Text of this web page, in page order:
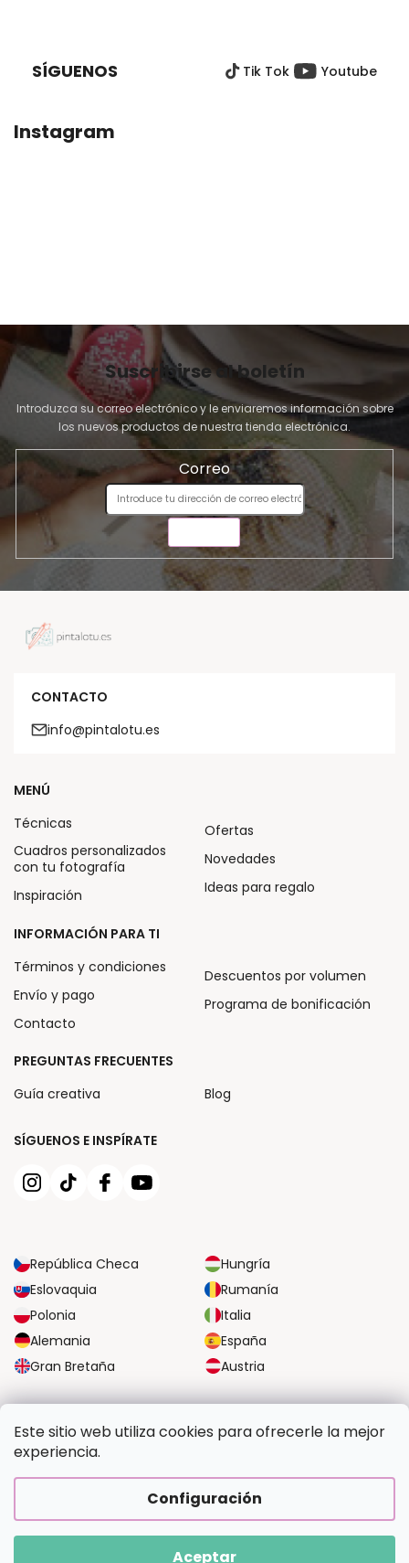
Este sitio web utiliza cookies para ofrecerle la mejor
experiencia.
Configuración
Aceptar
SÍGUENOS Tik Tok Youtube
Instagram
Suscribirse al boletín
Introduzca su correo electrónico y le enviaremos información sobre
los nuevos productos de nuestra tienda electrónica.
Correo
CONTACTO
info@pintalotu.es
SÍGUENOS E INSPÍRATE
República Checa
Hungría
Eslovaquia
Rumanía
Polonia
Italia
Alemania
España
Gran Bretaña
Austria
MENÚ
Técnicas
Cuadros personalizados
con tu fotografía
Inspiración
Ofertas
Novedades
Ideas para regalo
INFORMACIÓN PARA TI
Términos y condiciones
Envío y pago
Contacto
Descuentos por volumen
Programa de bonificación
PREGUNTAS FRECUENTES
Guía creativa
Blog
OPCIONES SEGURAS DE PAGO
Pintalotu.es. Todos los derechos reservados.